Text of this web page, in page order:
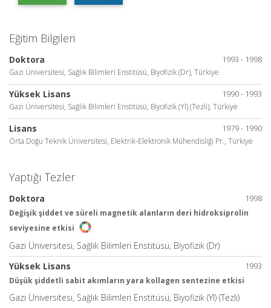
Eğitim Bilgileri
1993 - 1998
Doktora
Gazi Üniversitesi, Sağlık Bilimleri Enstitüsü, Biyofizik (Dr), Türkiye
1990 - 1993
Yüksek Lisans
Gazi Üniversitesi, Sağlık Bilimleri Enstitüsü, Biyofizik (Yl) (Tezli), Türkiye
1979 - 1990
Lisans
Orta Doğu Teknik Üniversitesi, Elektrik-Elektronik Mühendisliği Pr., Türkiye
Yaptığı Tezler
1998
Doktora
Değişik şiddet ve süreli magnetik alanların deri hidroksiprolin
seviyesine etkisi
Gazi Üniversitesi, Sağlık Bilimleri Enstitüsü, Biyofizik (Dr)
1993
Yüksek Lisans
Düşük şiddetli sabit akımların yara kollagen sentezine etkisi
Gazi Üniversitesi, Sağlık Bilimleri Enstitüsü, Biyofizik (Yl) (Tezli)